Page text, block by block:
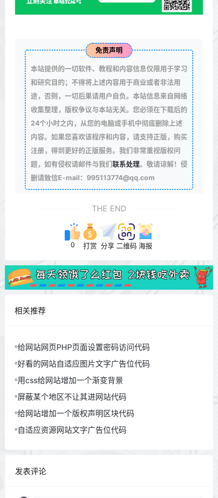
免责声明
本站提供的一切软件、教程和内容信息仅限用于学习
和研究目的；不得将上述内容用于商业或者非法用
途，否则，一切后果请用户自负。本站信息来自网络
收集整理，版权争议与本站无关。您必须在下载后的
24个小时之内，从您的电脑或手机中彻底删除上述
内容。如果您喜欢该程序和内容，请支持正版，购买
注册，得到更好的正版服务。我们非常重视版权问
题，如有侵权请邮件与我们联系处理。敬请谅解！侵
删请致信E-mail：995113774@qq.com
THE END
0 打赏 分享 二维码 海报
相关推荐
给网站网页PHP页面设置密码访问代码
好看的网站自适应图片文字广告位代码
用css给网站增加一个渐变背景
屏蔽某个地区不让其进网站代码
给网站增加一个版权声明区块代码
自适应资源网站文字广告位代码
发表评论